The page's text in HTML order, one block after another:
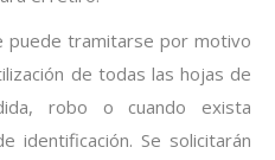
puede tramitarse por motivo
de todas las hojas de
robo o cuando exista
identificación. Se solicitarán